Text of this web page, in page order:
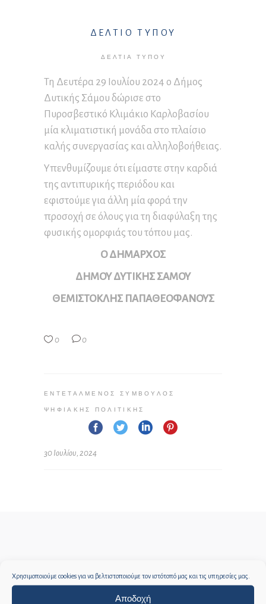
Χρησιμοποιούμε cookies για να βελτιστοποιούμε τον ιστότοπό μας και τις υπηρεσίες μας.
Αποδοχή
ΔΕΛΤΙΟ ΤΥΠΟΥ
ΔΕΛΤΊΑ ΤΎΠΟΥ
Τη Δευτέρα 29 Ιουλίου 2024 ο Δήμος
Δυτικής Σάμου δώρισε στο
Πυροσβεστικό Κλιμάκιο Καρλοβασίου
μία κλιματιστική μονάδα στο πλαίσιο
καλής συνεργασίας και αλληλοβοήθειας.
Υπενθυμίζουμε ότι είμαστε στην καρδιά
της αντιπυρικής περιόδου και
εφιστούμε για άλλη μία φορά την
προσοχή σε όλους για τη διαφύλαξη της
φυσικής ομορφιάς του τόπου μας.
Ο ΔΗΜΑΡΧΟΣ
ΔΗΜΟΥ ΔΥΤΙΚΗΣ ΣΑΜΟΥ
ΘΕΜΙΣΤΟΚΛΗΣ ΠΑΠΑΘΕΟΦΑΝΟΥΣ
0 0
ΕΝΤΕΤΑΛΜΈΝΟΣ ΣΎΜΒΟΥΛΟΣ
ΨΗΦΙΑΚΉΣ ΠΟΛΙΤΙΚΉΣ
30 Ιουλίου, 2024